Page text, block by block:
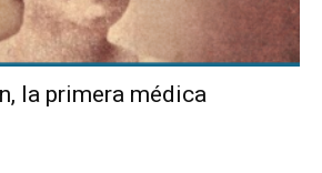
la primera médica